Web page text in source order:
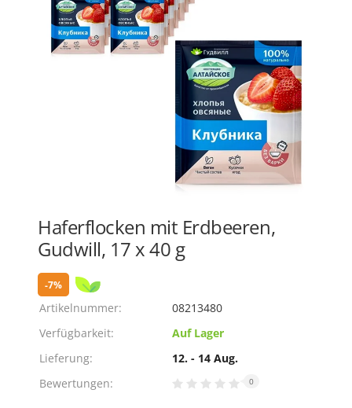
Haferflocken mit Erdbeeren,
Gudwill, 17 х 40 g
-7%
Artikelnummer:
08213480
Verfügbarkeit:
Auf Lager
Lieferung:
12. - 14 Aug.
Bewertungen:
0